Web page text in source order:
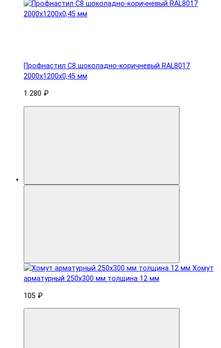
Профнастил С8 шоколадно-коричневый RAL8017
2000х1200х0,45 мм
1 280 ₽
Хомут
арматурный 250x300 мм толщина 12 мм
105 ₽